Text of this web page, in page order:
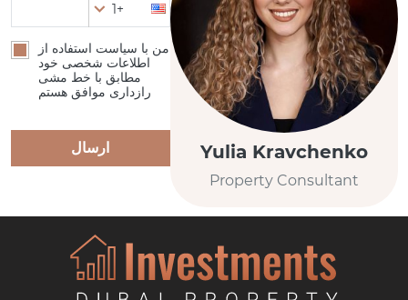
Yulia Kravchenko
Property Consultant
+1
من با سیاست استفاده از
اطلاعات شخصی خود
مطابق با خط مشی
رازداری موافق هستم
ارسال